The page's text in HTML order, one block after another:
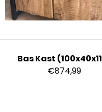
Bas Kast
€874,99